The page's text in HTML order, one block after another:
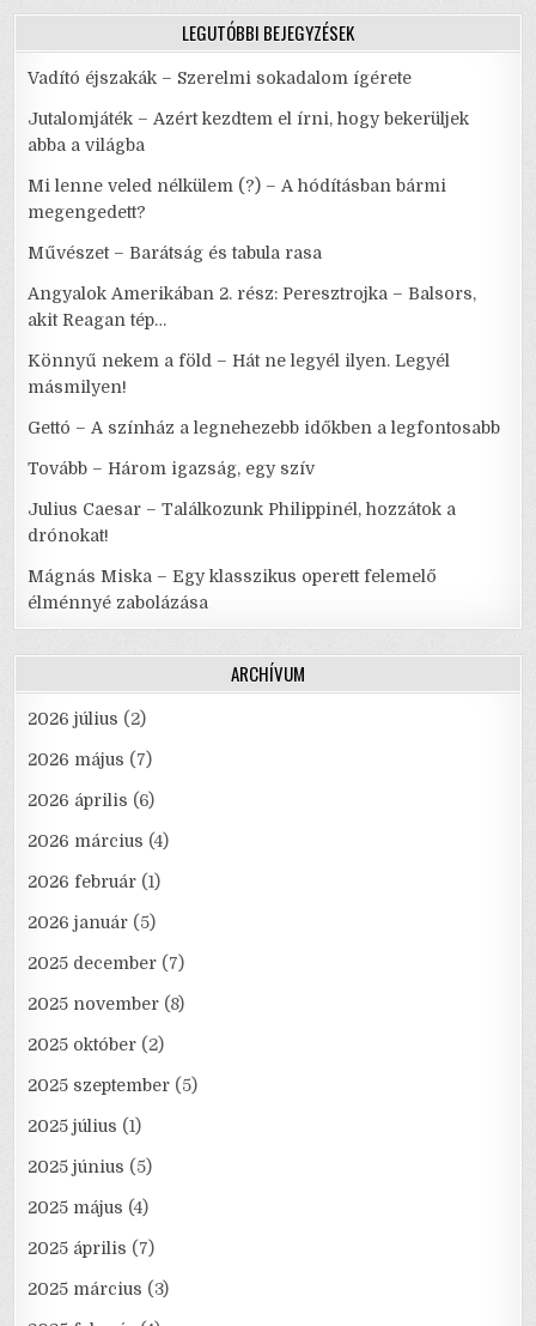
LEGUTÓBBI BEJEGYZÉSEK
Vadító éjszakák – Szerelmi sokadalom ígérete
Jutalomjáték – Azért kezdtem el írni, hogy bekerüljek
abba a világba
Mi lenne veled nélkülem (?) – A hódításban bármi
megengedett?
Művészet – Barátság és tabula rasa
Angyalok Amerikában 2. rész: Peresztrojka – Balsors,
akit Reagan tép…
Könnyű nekem a föld – Hát ne legyél ilyen. Legyél
másmilyen!
Gettó – A színház a legnehezebb időkben a legfontosabb
Tovább – Három igazság, egy szív
Julius Caesar – Találkozunk Philippinél, hozzátok a
drónokat!
Mágnás Miska – Egy klasszikus operett felemelő
élménnyé zabolázása
ARCHÍVUM
2026 július (2)
2026 május (7)
2026 április (6)
2026 március (4)
2026 február (1)
2026 január (5)
2025 december (7)
2025 november (8)
2025 október (2)
2025 szeptember (5)
2025 július (1)
2025 június (5)
2025 május (4)
2025 április (7)
2025 március (3)